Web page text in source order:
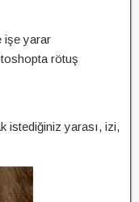
işe yarar
rötuş
istediğiniz yarası, izi,